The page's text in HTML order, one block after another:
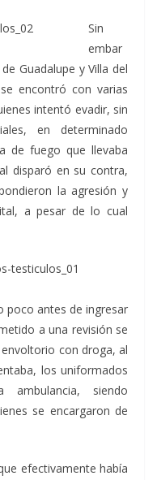
Sin
embar
Guadalupe y Villa del
encontró con varias
intentó evadir, sin
en determinado
de fuego que llevaba
disparó en su contra,
la agresión y
a pesar de lo cual
poco antes de ingresar
a una revisión se
con droga, al
los uniformados
siendo
se encargaron de
efectivamente había